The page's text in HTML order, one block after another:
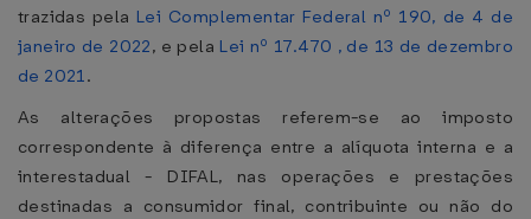
trazidas pela Lei Complementar Federal nº 190, de 4 de
janeiro de 2022, e pela Lei nº 17.470 , de 13 de dezembro
de 2021.
As alterações propostas referem-se ao imposto
correspondente à diferença entre a alíquota interna e a
interestadual - DIFAL, nas operações e prestações
destinadas a consumidor final, contribuinte ou não do